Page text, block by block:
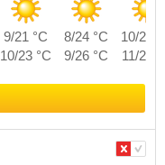
9/21 °C 8/24 °C
10/27
10/23 °C 9/26 °C 11/29